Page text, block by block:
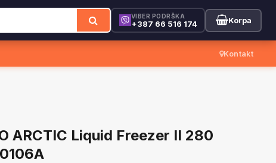
VIBER PODRŠKA
+387 66 516 174 Korpa
Kontakt
ARCTIC Liquid Freezer II 280